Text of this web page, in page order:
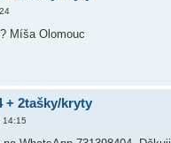
Míša Olomouc
+ 2tašky/kryty
14:15